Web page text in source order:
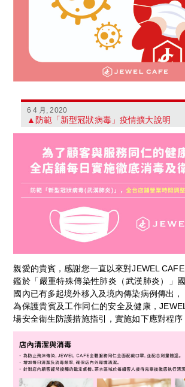
6 4 月, 2020
▲防範「新型冠狀病毒」疫情擴大說明
親愛的貴賓，感謝您一直以來對JEWEL CAFE
鑑於「嚴重特殊傳染性肺炎（武漢肺炎）」
國內已有多起境外移入及境內傳染病例傳出，
為保護貴賓及工作同仁的安全及健康，
場安全衛生防護措施指引，實施如下應對程序